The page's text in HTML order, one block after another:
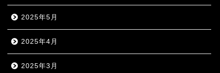
2025年5月
2025年4月
2025年3月